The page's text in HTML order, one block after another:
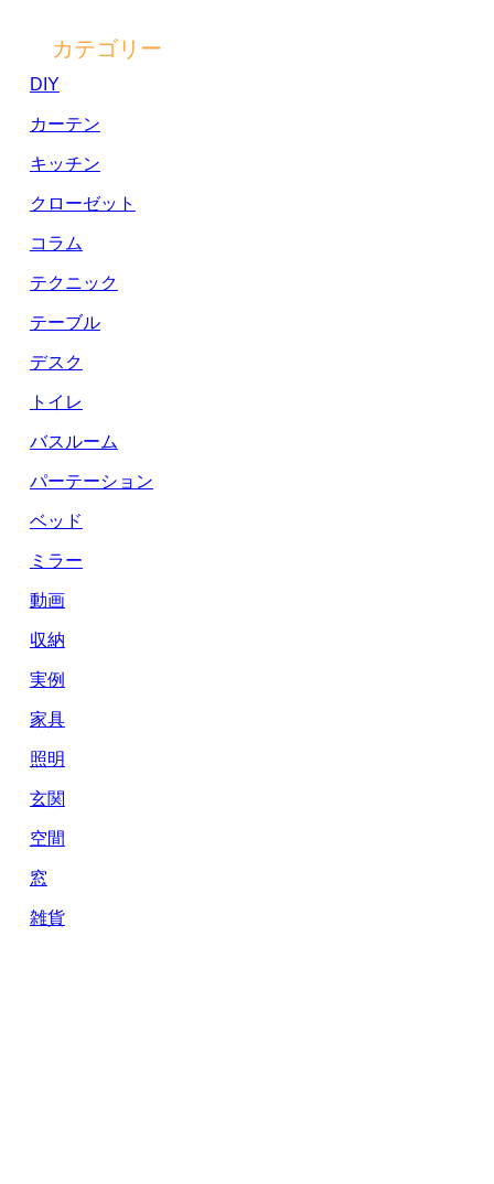
カテゴリー
DIY
カーテン
キッチン
クローゼット
コラム
テクニック
テーブル
デスク
トイレ
バスルーム
パーテーション
ベッド
ミラー
動画
収納
実例
家具
照明
玄関
空間
窓
雑貨